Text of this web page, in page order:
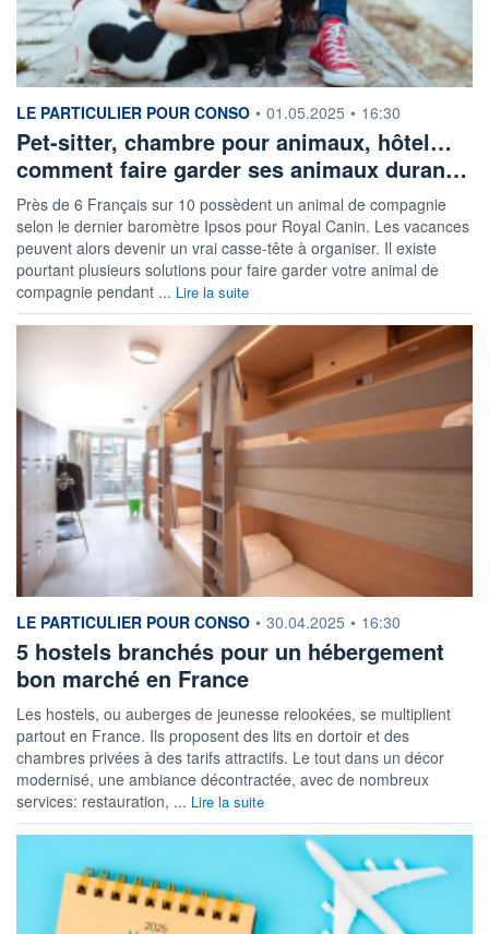
information fournie par
LE PARTICULIER POUR CONSO • 01.05.2025 • 16:30
Pet-sitter, chambre pour animaux, hôtel…
comment faire garder ses animaux duran…
Près de 6 Français sur 10 possèdent un animal de compagnie
selon le dernier baromètre Ipsos pour Royal Canin. Les vacances
peuvent alors devenir un vrai casse-tête à organiser. Il existe
pourtant plusieurs solutions pour faire garder votre animal de
compagnie pendant ... Lire la suite
information fournie par
LE PARTICULIER POUR CONSO • 30.04.2025 • 16:30
5 hostels branchés pour un hébergement
bon marché en France
Les hostels, ou auberges de jeunesse relookées, se multiplient
partout en France. Ils proposent des lits en dortoir et des
chambres privées à des tarifs attractifs. Le tout dans un décor
modernisé, une ambiance décontractée, avec de nombreux
services: restauration, ... Lire la suite